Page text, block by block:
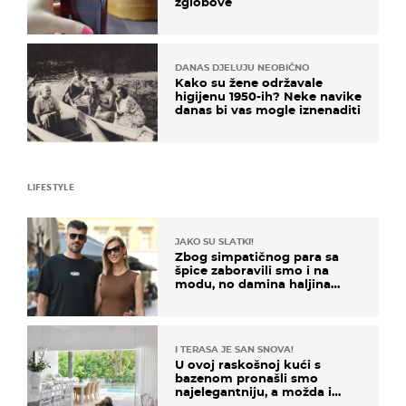
DANAS DJELUJU NEOBIČNO
Kako su žene održavale
higijenu 1950-ih? Neke navike
danas bi vas mogle iznenaditi
LIFESTYLE
JAKO SU SLATKI!
Zbog simpatičnog para sa
špice zaboravili smo i na
modu, no damina haljina
I TERASA JE SAN SNOVA!
U ovoj raskošnoj kući s
bazenom pronašli smo
najelegantniju, a možda i